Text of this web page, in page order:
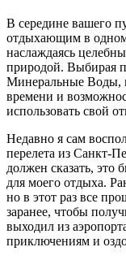
В середине вашего
отдыхающим в
наслаждаясь
природой. Выбирая
Минеральные Воды,
времени и
использовать свой
Недавно я сам
перелета из Санкт-
должен сказать,
для моего отдыха.
но в этот раз все
заранее, чтобы
выходил из
приключениям и